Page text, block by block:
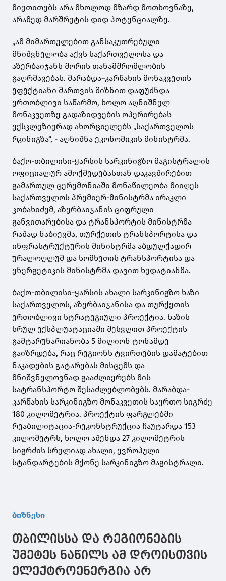
მიუთითებს არა მხოლოდ მზარდ მოთხოვნაზე,
არამედ მარშრუტის დიდ პოტენციალზე.
„ამ მიმართულებით განსაკუთრებული
მნიშვნელობა აქვს საქართველოსა და
აზერბაიჯანს შორის თანამშრომლობის
გაღრმავებას. მარაბდა–კარწახის მონაკვეთის
ეფექტიანი მართვის მიზნით დაფუძნდა
ერთობლივი საწარმო, ხოლო აღნიშნულ
მონაკვეთზე გადაზიდვების ოპერირებას
ექსკლუზიურად ახორციელებს „საქართველოს
რკინიგზა“, - აღნიშნა ეკონომიკის მინისტრმა.
ბაქო-თბილისი-ყარსის სარკინიგზო მაგისტრალის
ოფიციალურ ამოქმედებასთან დაკავშირებით
გამართულ ცერემონიაში მონაწილეობა მიიღეს
საქართველოს პრემიერ-მინისტრმა ირაკლი
კობახიძემ, აზერბაიჯანის ციფრული
განვითარებისა და ტრანსპორტის მინისტრმა
რაშად ნაბიევმა, თურქეთის ტრანსპორტისა და
ინფრასტრუქტურის მინისტრმა აბდულქადირ
ურალოღლუმ და სომხეთის ტრანსპორტისა და
ენერგეტიკის მინისტრმა დავით ხუდატიანმა.
ბაქო-თბილისი-ყარსის ახალი სარკინიგზო ხაზი
საქართველოს, აზერბაიჯანისა და თურქეთის
ერთობლივი სტრატეგიული პროექტია. ხაზის
სრულ ექსპლუატაციაში შესვლით პროექტის
გამტარუნარიანობა 5 მილიონ ტონამდე
გაიზრდება, რაც რეგიონს ტვირთების დამატებით
ნაკადების გატარებას მისცემს და
მნიშვნელოვნად გააძლიერებს მის
სატრანსპორტო შესაძლებლობებს. მარაბდა-
კარწახის სარკინიგზო მონაკვეთის საერთო სიგრძე
180 კილომეტრია. პროექტის ფარგლებში
რეაბილიტაცია-რეკონსტრუქცია ჩაუტარდა 153
კილომეტრს, ხოლო აშენდა 27 კილომეტრის
სიგრძის სრულიად ახალი, ევროპული
სტანდარტების მქონე სარკინიგზო მაგისტრალი.
ბიზნესი
თბილისსა და რეგიონების
უმეტეს ნაწილს ამ დროისთვის
ელექტროენერგია არ